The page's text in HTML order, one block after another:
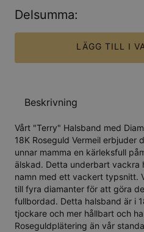
Delsumma:
LÄGG TILL I
Beskrivning
Vårt "Terry" Halsband med
18K Roseguld Vermeil erbjuder
unnar mamma en kärleksfull
älskad. Detta underbart vackra
namn med ett vackert typsnitt.
till fyra diamanter för att göra
fullbordad. Detta halsband är i
tjockare och mer hållbart och
Roseguldplätering än vår